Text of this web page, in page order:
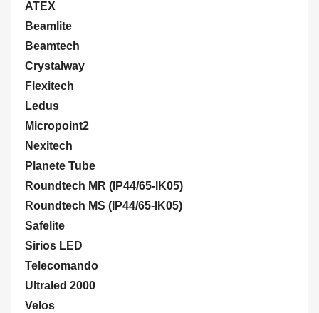
ATEX
Beamlite
Beamtech
Crystalway
Flexitech
Ledus
Micropoint2
Nexitech
Planete Tube
Roundtech MR (IP44/65-IK05)
Roundtech MS (IP44/65-IK05)
Safelite
Sirios LED
Telecomando
Ultraled 2000
Velos